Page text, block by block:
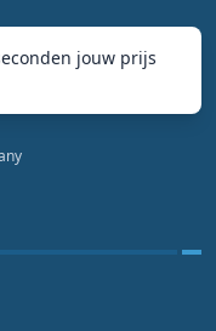
jouw prijs